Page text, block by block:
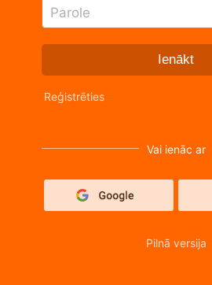
Parole
Ienākt
Reģistrēties
Vai ienāc ar
Pilnā versija